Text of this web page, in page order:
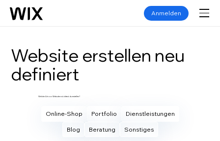
Anmelden
Website erstellen neu
definiert
Welche Art von Website möchtest du erstellen?
Online-Shop Portfolio Dienstleistungen
Blog Beratung Sonstiges